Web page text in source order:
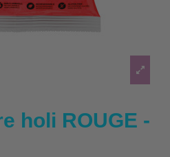
holi ROUGE -